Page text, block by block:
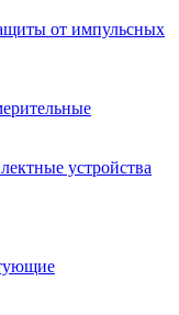
от импульсных
устройства